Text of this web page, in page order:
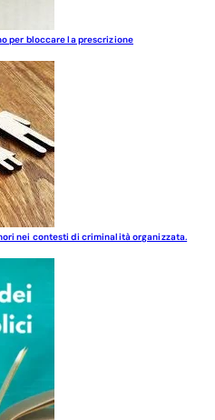
per bloccare la prescrizione
nei contesti di criminalità organizzata.